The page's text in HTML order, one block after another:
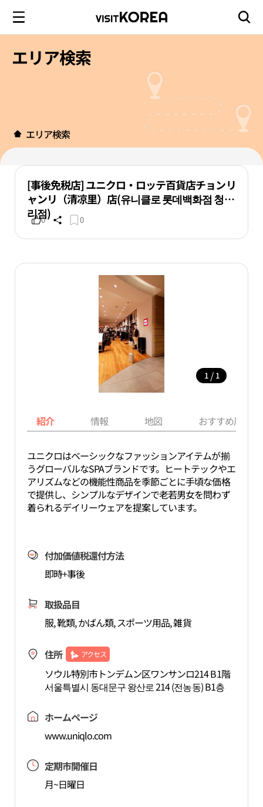
エリア検索
エリア検索
[事後免税店] ユニクロ・ロッテ百貨店チョンリ
ャンリ（清凉里）店(유니클로 롯데백화점 청량
리점)
0 0
1 / 1
紹介 情報 地図 おすすめ周辺
ユニクロはベーシックなファッションアイテムが揃
うグローバルなSPAブランドです。ヒートテックやエ
アリズムなどの機能性商品を季節ごとに手頃な価格
で提供し、シンプルなデザインで老若男女を問わず
着られるデイリーウェアを提案しています。
付加価値税還付方法
即時+事後
取扱品目
服, 靴類, かばん類, スポーツ用品, 雑貨
住所 アクセス
ソウル特別市トンデムン区ワンサンロ214 B1階
서울특별시 동대문구 왕산로 214 (전농동) B1층
ホームページ
www.uniqlo.com
定期市開催日
月~日曜日